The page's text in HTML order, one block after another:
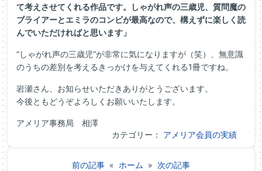
て考えさせてくれる作品です。
しゃがれ声の三歳児、質問魔の
ブライアーとエミラのコンビが最高なので、構えずに楽しく読
んでいただければと思います」
“しゃがれ声の三歳児”が非常に気になりますが（笑）、無意識
のうちの差別を考えるきっかけを与えてくれる1冊ですね。
岩瀬さん、お知らせいただきありがとうございます。
今後ともどうぞよろしくお願いいたします。
アメリア事務局 相澤
カテゴリー： アメリア会員の実績
前の記事 « ホーム » 次の記事